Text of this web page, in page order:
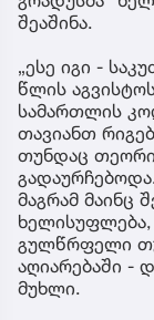
შეაშინა.
„ესე იგი -
წლის
სამართლის
თავიანთ
თუნდაც
მაგრამ მაინც
ხელისუფლება,
გულწრფელი
აღიარებაში -
მუხლი.